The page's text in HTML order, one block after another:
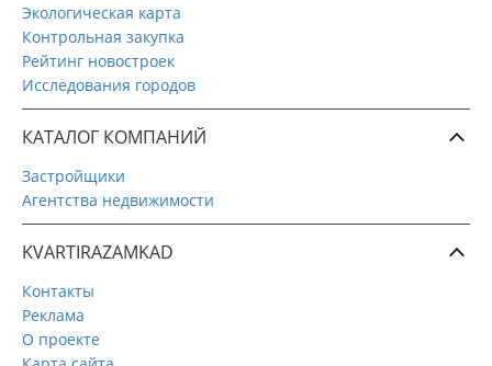
Экологическая карта
Контрольная закупка
Рейтинг новостроек
Исследования городов
КАТАЛОГ КОМПАНИЙ
Застройщики
Агентства недвижимости
KVARTIRAZAMKAD
Контакты
Реклама
О проекте